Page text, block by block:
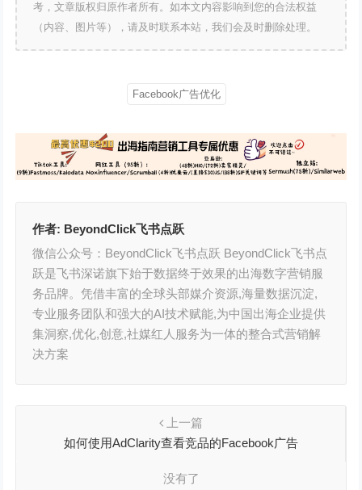
考，文章版权归原作者所有。如本文内容影响到您的合法权益
（内容、图片等），请及时联系本站，我们会及时删除处理。
Facebook广告优化
作者: BeyondClick飞书点跃
微信公众号：BeyondClick飞书点跃 BeyondClick飞书点
跃是飞书深诺旗下始于数据终于效果的出海数字营销服
务品牌。凭借丰富的全球头部媒介资源,海量数据沉淀,
专业服务团队和强大的AI技术赋能,为中国出海企业提供
集洞察,优化,创意,社媒红人服务为一体的整合式营销解
决方案
上一篇
如何使用AdClarity查看竞品的Facebook广告
没有了